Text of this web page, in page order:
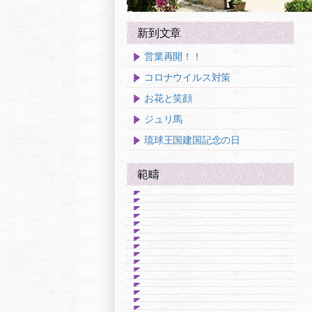
新到文章
営業再開！！
コロナウイルス対策
お花と笑顔
ジュリ馬
琉球王国建国記念の日
範疇